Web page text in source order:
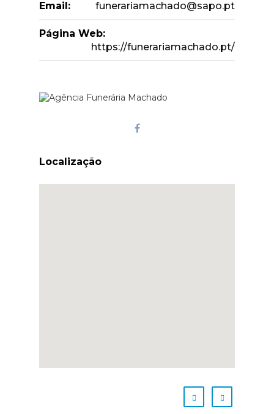
Email: funerariamachado@sapo.pt
Página Web:
https://funerariamachado.pt/
Localização